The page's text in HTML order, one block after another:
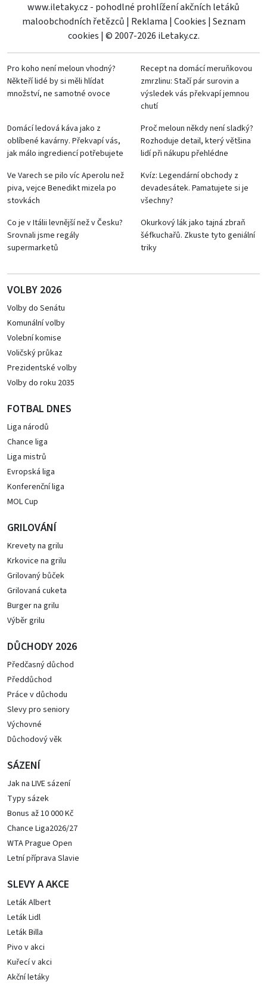
www.iletaky.cz - pohodlné prohlížení akčních letáků
maloobchodních řetězců | Reklama | Cookies | Seznam
cookies | © 2007-2026 iLetaky.cz.
Pro koho není meloun vhodný?
Někteří lidé by si měli hlídat
množství, ne samotné ovoce
Recept na domácí meruňkovou
zmrzlinu: Stačí pár surovin a
výsledek vás překvapí jemnou
chutí
Domácí ledová káva jako z
oblíbené kavárny. Překvapí vás,
jak málo ingrediencí potřebujete
Proč meloun někdy není sladký?
Rozhoduje detail, který většina
lidí při nákupu přehlédne
Ve Varech se pilo víc Aperolu než
piva, vejce Benedikt mizela po
stovkách
Kvíz: Legendární obchody z
devadesátek. Pamatujete si je
všechny?
Co je v Itálii levnější než v Česku?
Srovnali jsme regály
supermarketů
Okurkový lák jako tajná zbraň
šéfkuchařů. Zkuste tyto geniální
triky
VOLBY 2026
Volby do Senátu
Komunální volby
Volební komise
Voličský průkaz
Prezidentské volby
Volby do roku 2035
FOTBAL DNES
Liga národů
Chance liga
Liga mistrů
Evropská liga
Konferenční liga
MOL Cup
GRILOVÁNÍ
Krevety na grilu
Krkovice na grilu
Grilovaný bůček
Grilovaná cuketa
Burger na grilu
Výběr grilu
DŮCHODY 2026
Předčasný důchod
Předdůchod
Práce v důchodu
Slevy pro seniory
Výchovné
Důchodový věk
SÁZENÍ
Jak na LIVE sázení
Typy sázek
Bonus až 10 000 Kč
Chance Liga2026/27
WTA Prague Open
Letní příprava Slavie
SLEVY A AKCE
Leták Albert
Leták Lidl
Leták Billa
Pivo v akci
Kuřecí v akci
Akční letáky